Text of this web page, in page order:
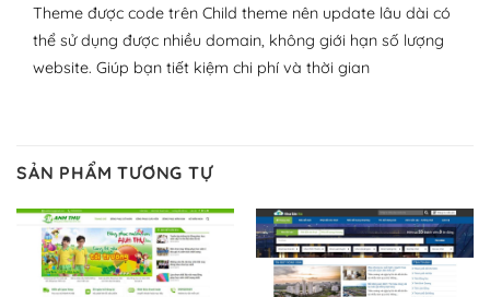
– Dễ sử dụng
Với mọi Hosting bất kỳ thì WordPress đều có thể dễ
Và bạn có toàn quyền tự do khi quyết định nơi lưu trữ
trang web WordPress của bạn.
Dễ dàng lựa chọn Hosting cho website WordPress
– Bảo mật cực tốt
Theme được code trên Child theme nên update lâu dài có
thể sử dụng được nhiều domain, không giới hạn số lượng
website. Giúp bạn tiết kiệm chi phí và thời gian
SẢN PHẨM TƯƠNG TỰ